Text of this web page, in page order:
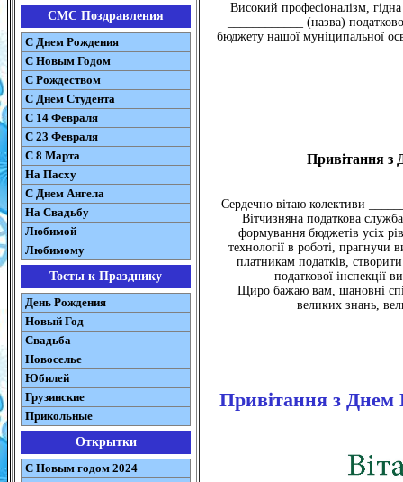
СМС Поздравления
С Днем Рождения
С Новым Годом
С Рождеством
C Днем Студента
С 14 Февраля
С 23 Февраля
С 8 Марта
На Пасху
C Днем Ангела
На Свадьбу
Любимой
Любимому
Тосты к Празднику
День Рождения
Новый Год
Свадьба
Новоселье
Юбилей
Грузинские
Прикольные
Открытки
С Новым годом 2024
Високий професіоналізм,
____________ (назва)
бюджету нашої муніципальної
Привітання з
Сердечно вітаю колективи
Вітчизняна податкова
формування бюджетів усіх
технології в роботі, прагнучи
платникам податків,
податкової інспекції
Щиро бажаю вам, шановні
великих знань,
Привітання з Днем